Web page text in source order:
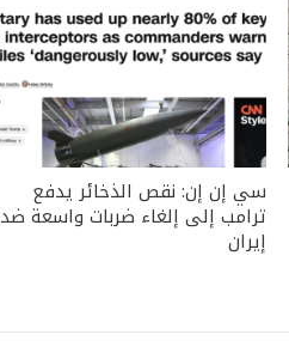
سي إن إن: نقص الذخائر يدفع
ترامب إلى إلغاء ضربات واسعة ضد
إيران